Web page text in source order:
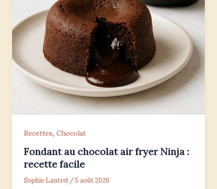
Recettes, Chocolat
Fondant au chocolat air fryer Ninja :
recette facile
Sophie Lantrel /5 août 2026